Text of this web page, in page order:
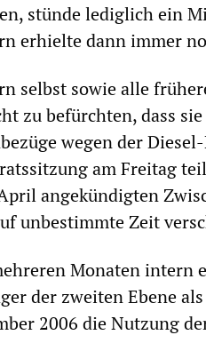
stünde lediglich ein
erhielte dann immer
selbst sowie alle
zu befürchten, dass
wegen der
am Freitag
angekündigten
unbestimmte Zeit
Monaten intern
der zweiten Ebene
2006 die Nutzung